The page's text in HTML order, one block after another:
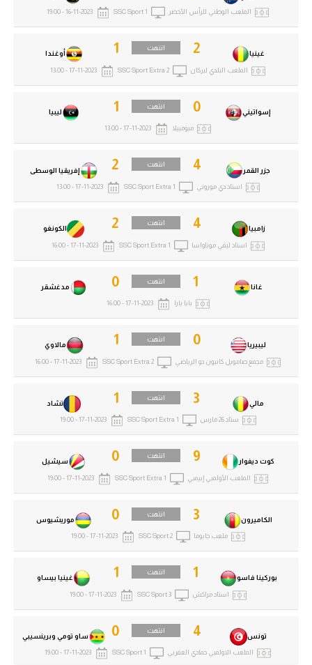
الوطن العربي
رياضة نسائية
أقسام خاصة
ميركاتو
حكايات في الجول
فيديو في الجول
تونس 4 انتهت
ساو تومي وبرينسيبي 0
الملعب الاولمبي حمادي العقربي SSC Sport 1
17-11-2023 - 19:00
بوركينا فاسو 1 انتهت
غينيا بيساو 1
استاد مراكش SSC Sport 3
17-11-2023 - 19:00
الكاميرون 3 انتهت
موريشيوس 0
ملعب جابوما SSC Sport 2
17-11-2023 - 19:00
كوت ديفوار 9 انتهت
سيشيل 0
الملعب الأولمبي إبيمبي SSC Sport Extra 1
17-11-2023 - 19:00
مالي 3 انتهت
تشاد 1
ستاد 26 مارس SSC Sport Extra 1
17-11-2023 - 19:00
ليبيريا 0 انتهت
مالاوي 1
مجمع صامويل كانيون دو الرياضي SSC Sport Extra 2
17-11-2023 - 16:00
غانا 1 انتهت
مدغشقر 0
بابا يارا 17-11-2023 - 16:00
زامبيا 4 انتهت
الكونغو 2
استاد ليفي موناواسا SSC Sport Extra 1
17-11-2023 - 16:00
جزر القمر 4 انتهت
إفريقيا الوسطى 2
استاد دي موروني SSC Sport Extra 1
17-11-2023 - 13:00
إسواتيني 0 انتهت
ليبيا 1
مبومبيلا 17-11-2023 - 13:00
غينيا 2 انتهت
أوغندا 1
الملعب البلدي لبركان SSC Sport Extra 2
17-11-2023 - 13:00
الملعب الوطني للرأس الأخضر SSC Sport 1
16-11-2023 - 19:00